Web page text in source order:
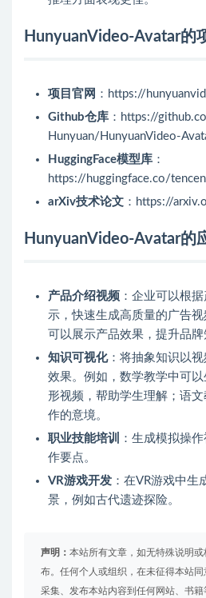
HunyuanVideo-Avatar的
项目官网 ：https://
Github仓库 ：https://
Hunyuan/HunyuanVideo-
HuggingFace模型库 ：
https://huggingface.co/
arXiv技术论文 ：https://
HunyuanVideo-Avatar的
产品介绍视频 ：企业可以根
示，快速生成高质量的广告
可以展示产品效果，提升品牌
知识可视化：将抽象知识以
效果。例如，数学教学中可
形视频，帮助学生理解；语
作的意境。
职业技能培训
：生成模拟操
作要点。
VR游戏开发 ：在VR游戏中生
景，例如古代遗迹探险。
声明： 本站所有文章，如无特殊说明
布。任何个人或组织，在未征得本站同
采集、发布本站内容到任何网站、书